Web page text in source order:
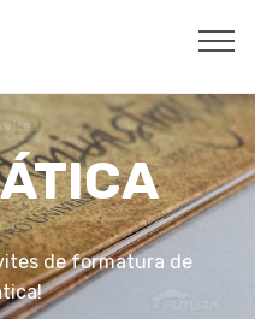
de formatura de